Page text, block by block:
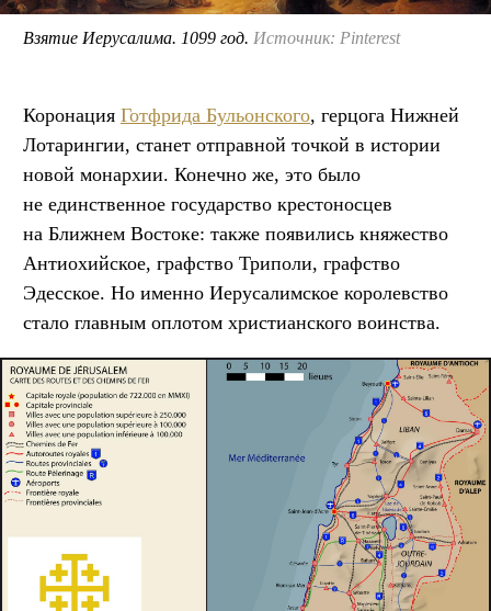
Взятие Иерусалима. 1099 год. Источник: Pinterest
Коронация Готфрида Бульонского, герцога Нижней
Лотарингии, станет отправной точкой в истории
новой монархии. Конечно же, это было
не единственное государство крестоносцев
на Ближнем Востоке: также появились княжество
Антиохийское, графство Триполи, графство
Эдесское. Но именно Иерусалимское королевство
стало главным оплотом христианского воинства.